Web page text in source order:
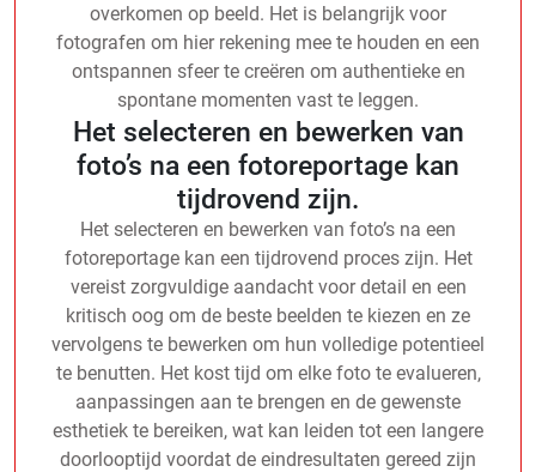
overkomen op beeld. Het is belangrijk voor
fotografen om hier rekening mee te houden en een
ontspannen sfeer te creëren om authentieke en
spontane momenten vast te leggen.
Het selecteren en bewerken van
foto’s na een fotoreportage kan
tijdrovend zijn.
Het selecteren en bewerken van foto’s na een
fotoreportage kan een tijdrovend proces zijn. Het
vereist zorgvuldige aandacht voor detail en een
kritisch oog om de beste beelden te kiezen en ze
vervolgens te bewerken om hun volledige potentieel
te benutten. Het kost tijd om elke foto te evalueren,
aanpassingen aan te brengen en de gewenste
esthetiek te bereiken, wat kan leiden tot een langere
doorlooptijd voordat de eindresultaten gereed zijn